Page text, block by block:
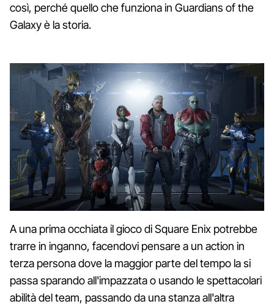
così, perché quello che funziona in Guardians of the
Galaxy è la storia.
A una prima occhiata il gioco di Square Enix potrebbe
trarre in inganno, facendovi pensare a un action in
terza persona dove la maggior parte del tempo la si
passa sparando all'impazzata o usando le spettacolari
abilità del team, passando da una stanza all'altra